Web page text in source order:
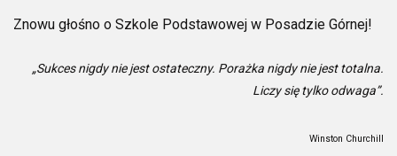
Znowu głośno o Szkole Podstawowej w Posadzie Górnej!
„Sukces nigdy nie jest ostateczny. Porażka nigdy nie jest totalna.
Liczy się tylko odwaga”.
Winston Churchill